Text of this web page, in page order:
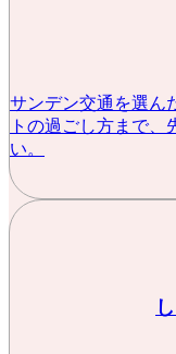
サンデン交通を選ん
トの過ごし方まで、
い。